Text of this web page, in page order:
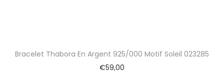
Bracelet Thabora En Argent 925/000 Motif Soleil 023285
€59,00